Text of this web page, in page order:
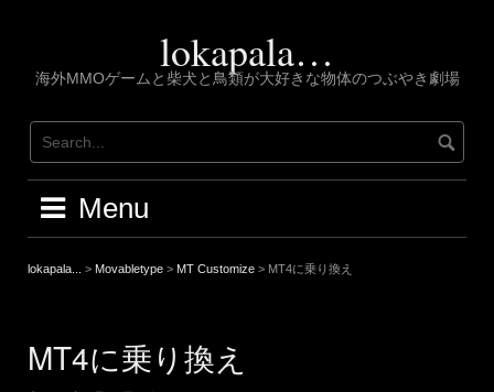
lokapala…
海外MMOゲームと柴犬と鳥類が大好きな物体のつぶやき劇場
Menu
lokapala... > Movabletype > MT Customize > MT4に乗り換え
MT4に乗り換え